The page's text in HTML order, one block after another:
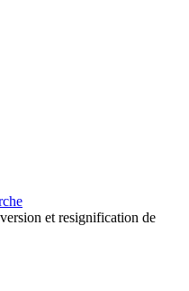
et resignification de